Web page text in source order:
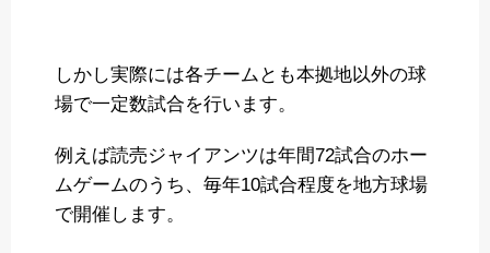
しかし実際には各チームとも本拠地以外の球
場で一定数試合を行います。
例えば読売ジャイアンツは年間72試合のホー
ムゲームのうち、毎年10試合程度を地方球場
で開催します。